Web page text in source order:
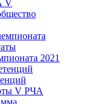
V
2021
V РЧА